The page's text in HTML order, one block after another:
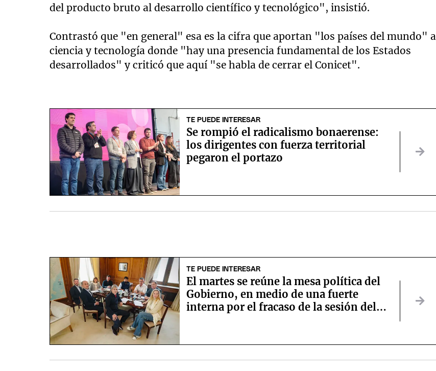
del producto bruto al desarrollo científico y tecnológico", insistió.
Contrastó que "en general" esa es la cifra que aportan "los países del mundo" a
ciencia y tecnología donde "hay una presencia fundamental de los Estados
desarrollados" y criticó que aquí "se habla de cerrar el Conicet".
TE PUEDE INTERESAR
Se rompió el radicalismo bonaerense:
los dirigentes con fuerza territorial
pegaron el portazo
TE PUEDE INTERESAR
El martes se reúne la mesa política del
Gobierno, en medio de una fuerte
interna por el fracaso de la sesión del